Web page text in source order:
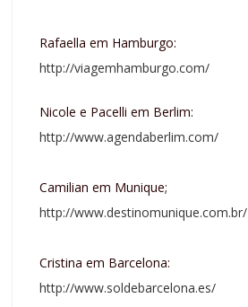
Rafaella em Hamburgo:
http://viagemhamburgo.com/
Nicole e Pacelli em Berlim:
http://www.agendaberlim.com/
Camilian em Munique;
http://www.destinomunique.com.br/
Cristina em Barcelona:
http://www.soldebarcelona.es/